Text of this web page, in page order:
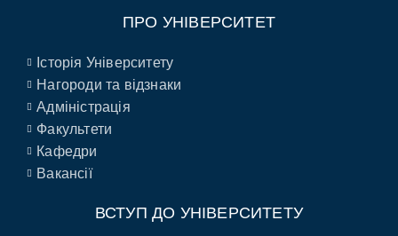
ПРО УНІВЕРСИТЕТ
Історія Університету
Нагороди та відзнаки
Адміністрація
Факультети
Кафедри
Вакансії
ВСТУП ДО УНІВЕРСИТЕТУ